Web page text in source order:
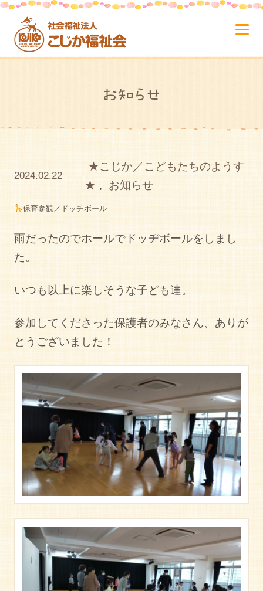
お知らせ
2024.02.22
★こじか／こどもたちのようす
★ , お知らせ
保育参観／ドッチボール
雨だったのでホールでドッヂボールをしまし
た。
いつも以上に楽しそうな子ども達。
参加してくださった保護者のみなさん、ありが
とうございました！